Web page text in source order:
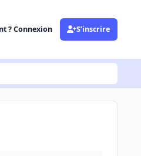
? Connexion S’inscrire